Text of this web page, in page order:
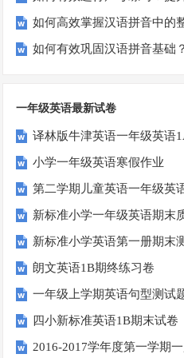
如何高效掌握汉语拼音中的
如何有效巩固汉语拼音基础
一年级英语最新试卷
译林版牛津英语一年级英语
小学一年级英语寒假作业
第二学期儿童英语一年级英
新标准小学一年级英语期末
新标准小学英语第一册期末
朗文英语1B期终练习卷
一年级上学期英语句型测试
四小新标准英语1B期末试卷
2016-2017学年度第一学期